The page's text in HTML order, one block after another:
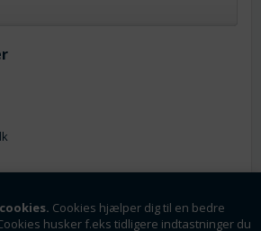
Cookies hjælper dig til en bedre
husker f.eks tidligere indtastninger du